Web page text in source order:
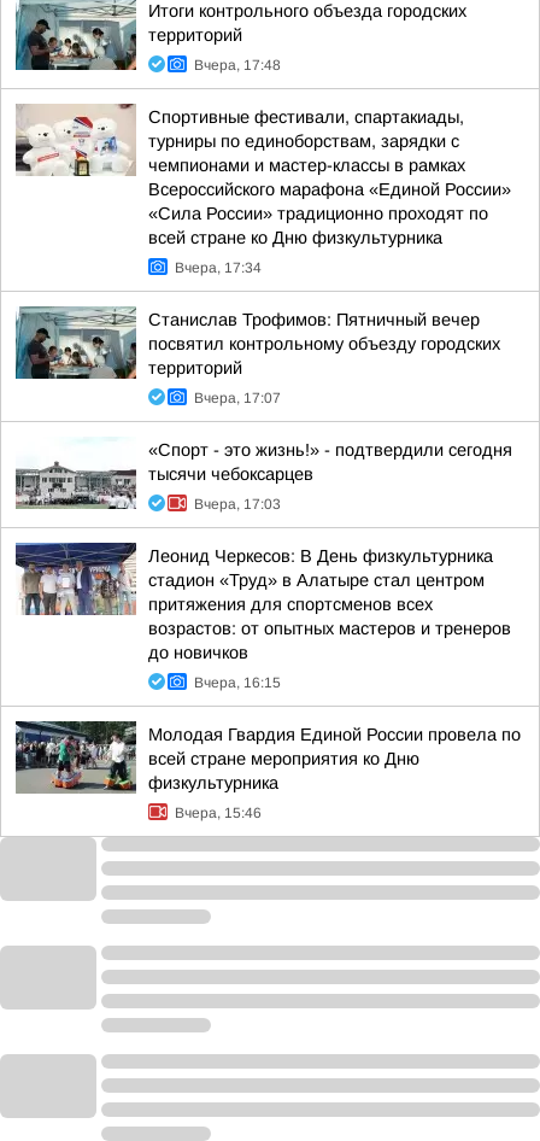
Итоги контрольного объезда городских
территорий
Вчера, 17:48
Спортивные фестивали, спартакиады,
турниры по единоборствам, зарядки с
чемпионами и мастер-классы в рамках
Всероссийского марафона «Единой России»
«Сила России» традиционно проходят по
всей стране ко Дню физкультурника
Вчера, 17:34
Станислав Трофимов: Пятничный вечер
посвятил контрольному объезду городских
территорий
Вчера, 17:07
«Спорт - это жизнь!» - подтвердили сегодня
тысячи чебоксарцев
Вчера, 17:03
Леонид Черкесов: В День физкультурника
стадион «Труд» в Алатыре стал центром
притяжения для спортсменов всех
возрастов: от опытных мастеров и тренеров
до новичков
Вчера, 16:15
Молодая Гвардия Единой России провела по
всей стране мероприятия ко Дню
физкультурника
Вчера, 15:46